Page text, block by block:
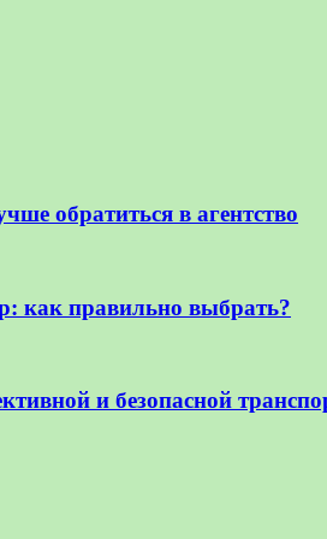
обратиться в агентство
как правильно выбрать?
и безопасной